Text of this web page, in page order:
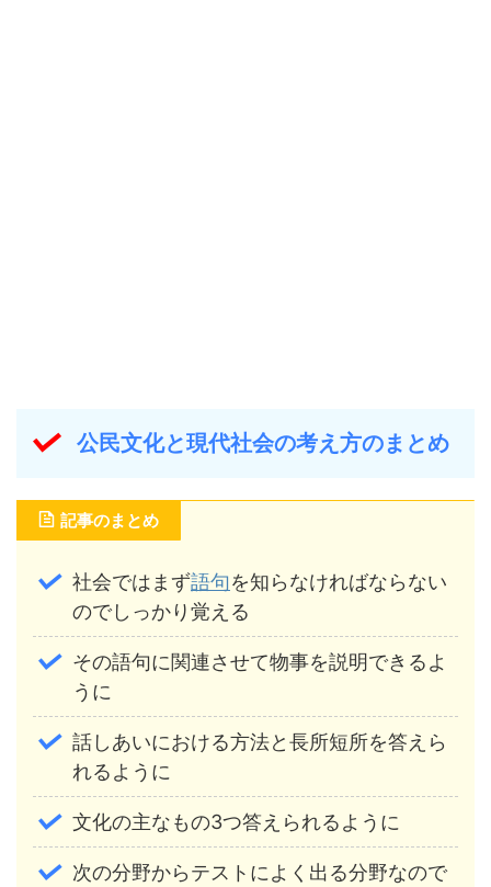
公民文化と現代社会の考え方のまとめ
記事のまとめ
社会ではまず語句を知らなければならない
のでしっかり覚える
その語句に関連させて物事を説明できるよ
うに
話しあいにおける方法と長所短所を答えら
れるように
文化の主なもの3つ答えられるように
次の分野からテストによく出る分野なので